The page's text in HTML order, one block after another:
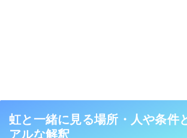
虹と一緒に見る場所・人や条件
アルな解釈